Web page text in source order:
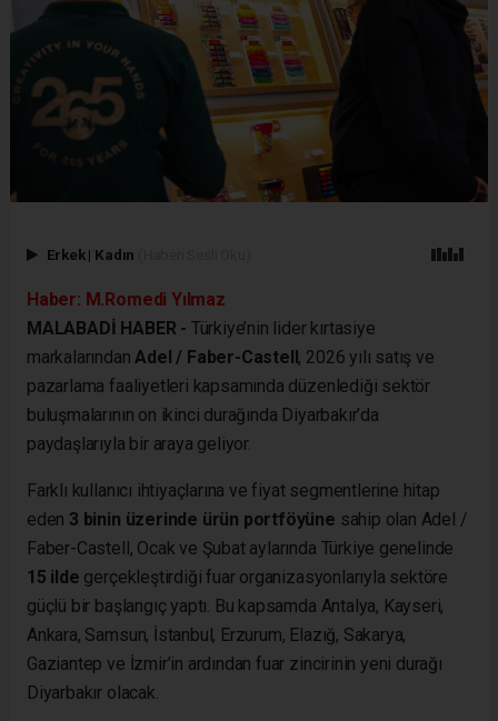
Erkek | Kadın
Haber: M.Romedi Yılmaz
MALABADİ HABER - Türkiye’nin lider kırtasiye
markalarındanAdel / Faber-Castell, 2026 yılı satış ve
pazarlama faaliyetleri kapsamında düzenlediği sektör
buluşmalarının on ikinci durağında Diyarbakır’da
paydaşlarıyla bir araya geliyor.
Farklı kullanıcı ihtiyaçlarına ve fiyat segmentlerine hitap
eden 3 binin üzerinde ürün portföyüne sahip olan Adel /
Faber-Castell, Ocak ve Şubat aylarında Türkiye genelinde
15 ilde gerçekleştirdiği fuar organizasyonlarıyla sektöre
güçlü bir başlangıç yaptı. Bu kapsamda Antalya, Kayseri,
Ankara, Samsun, İstanbul, Erzurum, Elazığ, Sakarya,
Gaziantep ve İzmir’in ardından fuar zincirinin yeni durağı
Diyarbakır olacak.